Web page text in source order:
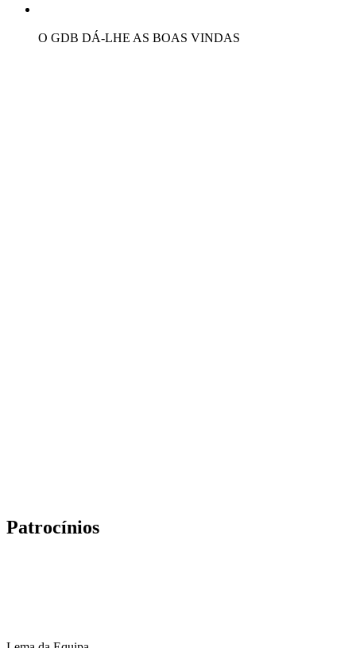
O GDB DÁ-LHE AS BOAS VINDAS
Patrocínios